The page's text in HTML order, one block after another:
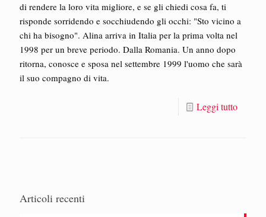
di rendere la loro vita migliore, e se gli chiedi cosa fa, ti
risponde sorridendo e socchiudendo gli occhi: "Sto vicino a
chi ha bisogno". Alina arriva in Italia per la prima volta nel
1998 per un breve periodo. Dalla Romania. Un anno dopo
ritorna, conosce e sposa nel settembre 1999 l'uomo che sarà
il suo compagno di vita.
Leggi tutto
Articoli recenti